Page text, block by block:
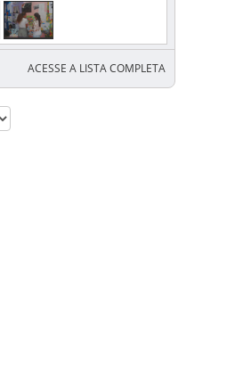
ACESSE A LISTA COMPLETA